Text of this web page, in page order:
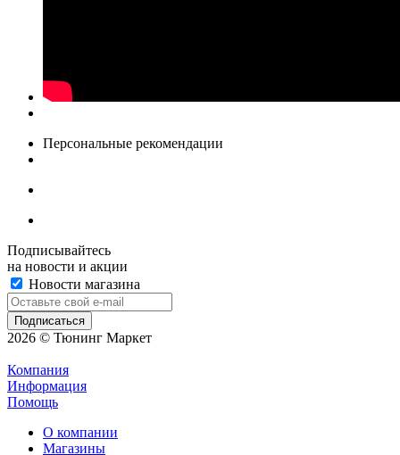
Персональные рекомендации
Подписывайтесь
на новости и акции
Новости магазина
2026 © Тюнинг Маркет
Компания
Информация
Помощь
О компании
Магазины